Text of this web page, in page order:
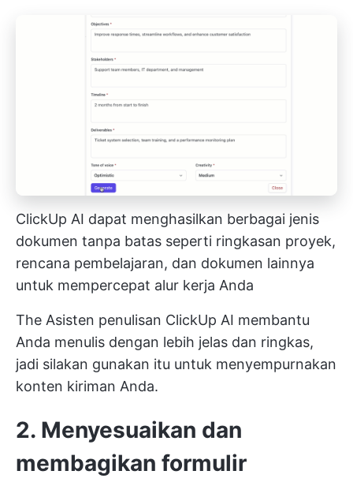
ClickUp AI dapat menghasilkan berbagai jenis
dokumen tanpa batas seperti ringkasan proyek,
rencana pembelajaran, dan dokumen lainnya
untuk mempercepat alur kerja Anda
The Asisten penulisan ClickUp AI membantu
Anda menulis dengan lebih jelas dan ringkas,
jadi silakan gunakan itu untuk menyempurnakan
konten kiriman Anda.
2. Menyesuaikan dan
membagikan formulir